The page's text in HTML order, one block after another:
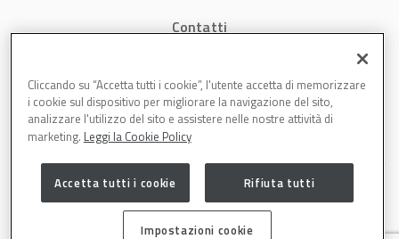
Contatti
Cookies
Cliccando su “Accetta tutti i cookie”, l'utente accetta di memorizzare
i cookie sul dispositivo per migliorare la navigazione del sito,
analizzare l'utilizzo del sito e assistere nelle nostre attività di
marketing. Leggi la Cookie Policy
Accetta tutti i cookie Rifiuta tutti
Impostazioni cookie